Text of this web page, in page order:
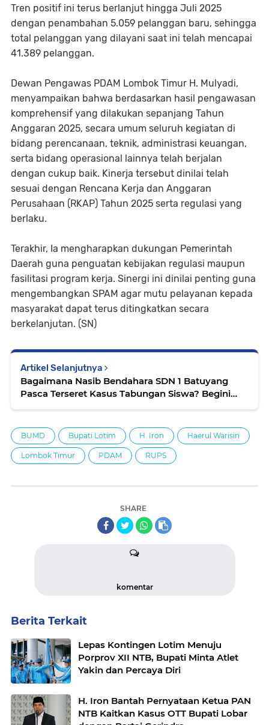
Tren positif ini terus berlanjut hingga Juli 2025
dengan penambahan 5.059 pelanggan baru, sehingga
total pelanggan yang dilayani saat ini telah mencapai
41.389 pelanggan.
Dewan Pengawas PDAM Lombok Timur H. Mulyadi,
menyampaikan bahwa berdasarkan hasil pengawasan
komprehensif yang dilakukan sepanjang Tahun
Anggaran 2025, secara umum seluruh kegiatan di
bidang perencanaan, teknik, administrasi keuangan,
serta bidang operasional lainnya telah berjalan
dengan cukup baik. Kinerja tersebut dinilai telah
sesuai dengan Rencana Kerja dan Anggaran
Perusahaan (RKAP) Tahun 2025 serta regulasi yang
berlaku.
​Terakhir, Ia mengharapkan dukungan Pemerintah
Daerah guna penguatan kebijakan regulasi maupun
fasilitasi program kerja. Sinergi ini dinilai penting guna
mengembangkan SPAM agar mutu pelayanan kepada
masyarakat dapat terus ditingkatkan secara
berkelanjutan. (SN)
Artikel Selanjutnya
Bagaimana Nasib Bendahara SDN 1 Batuyang
Pasca Terseret Kasus Tabungan Siswa? Begini
BUMD Bupati Lotim H. Iron Haerul Warisin
Lombok Timur PDAM RUPS
SHARE
komentar
Berita Terkait
Lepas Kontingen Lotim Menuju
Porprov XII NTB, Bupati Minta Atlet
Yakin dan Percaya Diri
‎H. Iron Bantah Pernyataan Ketua PAN
NTB Kaitkan Kasus OTT Bupati Lobar